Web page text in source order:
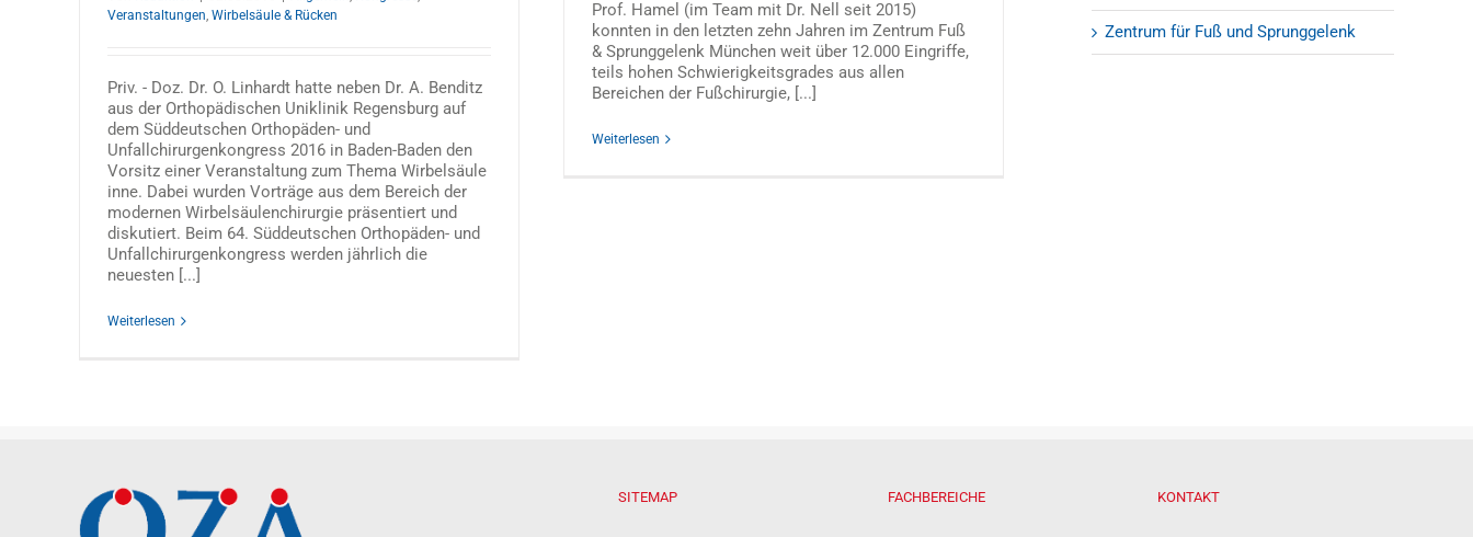
Prof. Hamel (im Team mit Dr. Nell seit 2015)
konnten in den letzten zehn Jahren im Zentrum Fuß
& Sprunggelenk München weit über 12.000 Eingriffe,
teils hohen Schwierigkeitsgrades aus allen
Bereichen der Fußchirurgie, [...]
Weiterlesen
Veranstaltungen, Wirbelsäule & Rücken
Priv. - Doz. Dr. O. Linhardt hatte neben Dr. A. Benditz
aus der Orthopädischen Uniklinik Regensburg auf
dem Süddeutschen Orthopäden- und
Unfallchirurgenkongress 2016 in Baden-Baden den
Vorsitz einer Veranstaltung zum Thema Wirbelsäule
inne. Dabei wurden Vorträge aus dem Bereich der
modernen Wirbelsäulenchirurgie präsentiert und
diskutiert. Beim 64. Süddeutschen Orthopäden- und
Unfallchirurgenkongress werden jährlich die
neuesten [...]
Weiterlesen
Zentrum für Fuß und Sprunggelenk
SITEMAP FACHBEREICHE KONTAKT